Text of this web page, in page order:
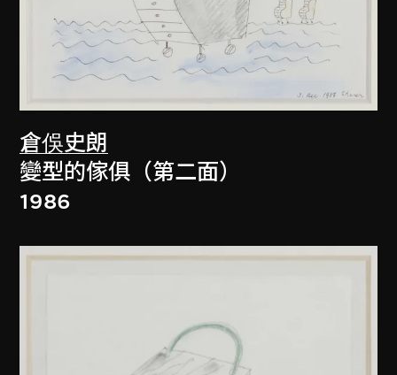
倉俁史朗
變型的傢俱（第二面）
1986